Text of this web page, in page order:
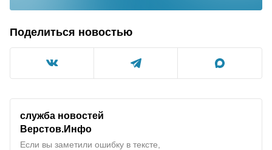
Поделиться новостью
служба новостей
Верстов.Инфо
Если вы заметили ошибку в тексте,